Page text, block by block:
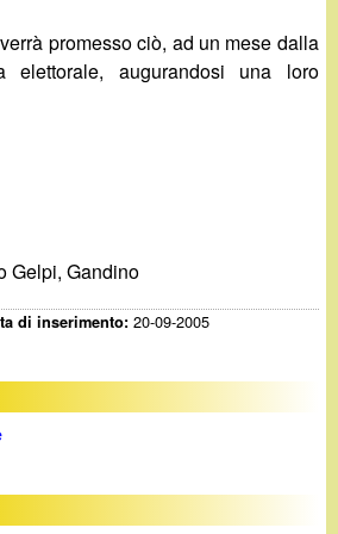
promesso ciò, ad un mese dalla
elettorale, augurandosi una loro
Gelpi, Gandino
di inserimento:20-09-2005